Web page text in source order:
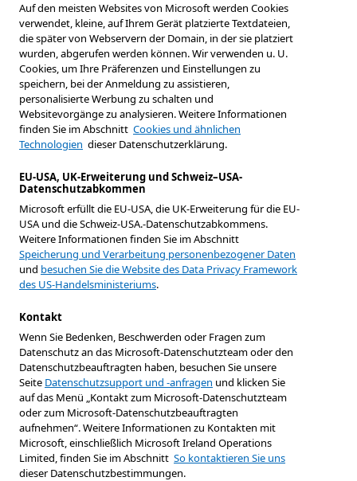
Auf den meisten Websites von Microsoft werden Cookies
verwendet, kleine, auf Ihrem Gerät platzierte Textdateien,
die später von Webservern der Domain, in der sie platziert
wurden, abgerufen werden können. Wir verwenden u. U.
Cookies, um Ihre Präferenzen und Einstellungen zu
speichern, bei der Anmeldung zu assistieren,
personalisierte Werbung zu schalten und
Websitevorgänge zu analysieren. Weitere Informationen
finden Sie im Abschnitt Cookies und ähnlichen
Technologien dieser Datenschutzerklärung.
EU-USA, UK-Erweiterung und Schweiz–USA-
Datenschutzabkommen
Microsoft erfüllt die EU-USA, die UK-Erweiterung für die EU-
USA und die Schweiz-USA.-Datenschutzabkommens.
Weitere Informationen finden Sie im Abschnitt
Speicherung und Verarbeitung personenbezogener Daten
und besuchen Sie die Website des Data Privacy Framework
des US-Handelsministeriums.
Kontakt
Wenn Sie Bedenken, Beschwerden oder Fragen zum
Datenschutz an das Microsoft-Datenschutzteam oder den
Datenschutzbeauftragten haben, besuchen Sie unsere
Seite Datenschutzsupport und -anfragen und klicken Sie
auf das Menü „Kontakt zum Microsoft-Datenschutzteam
oder zum Microsoft-Datenschutzbeauftragten
aufnehmen“. Weitere Informationen zu Kontakten mit
Microsoft, einschließlich Microsoft Ireland Operations
Limited, finden Sie im Abschnitt So kontaktieren Sie uns
dieser Datenschutzbestimmungen.